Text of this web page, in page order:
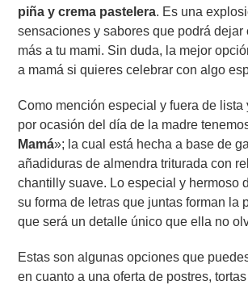
piña y crema pastelera. Es una
sensaciones y sabores que podrá dejar
más a tu mami. Sin duda, la mejor
a mamá si quieres celebrar con algo
Como mención especial y fuera de lista
por ocasión del día de la madre
Mamá»; la cual está hecha a base de
añadiduras de almendra triturada con
chantilly suave. Lo especial y hermoso
su forma de letras que juntas forman la
que será un detalle único que ella no
Estas son algunas opciones que
en cuanto a una oferta de postres,